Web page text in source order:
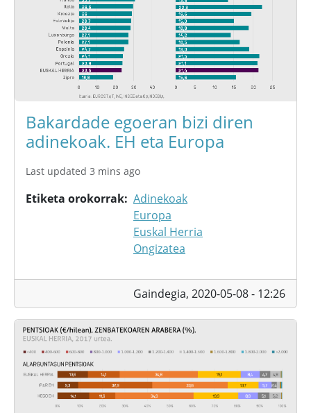
Bakardade egoeran bizi diren
adinekoak. EH eta Europa
Last updated 3 mins ago
Etiketa orokorrak Adinekoak
Europa
Euskal Herria
Ongizatea
Gaindegia, 2020-05-08 - 12:26